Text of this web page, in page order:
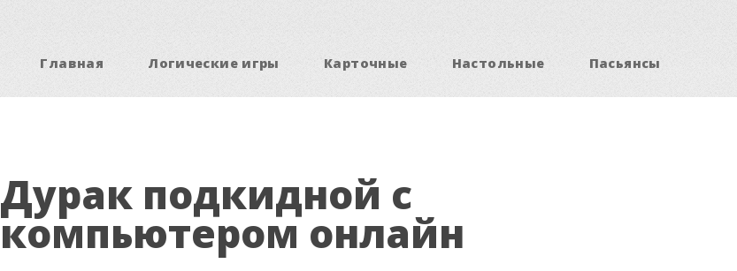
Главная Логические игры Карточные Настольные Пасьянсы
Дурак подкидной с
компьютером онлайн